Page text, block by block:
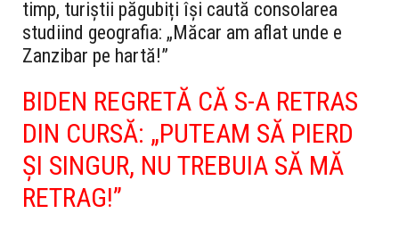
timp, turiștii păgubiți își caută consolarea
studiind geografia: „Măcar am aflat unde e
Zanzibar pe hartă!”
BIDEN REGRETĂ CĂ S-A RETRAS
DIN CURSĂ: „PUTEAM SĂ PIERD
ȘI SINGUR, NU TREBUIA SĂ MĂ
RETRAG!”